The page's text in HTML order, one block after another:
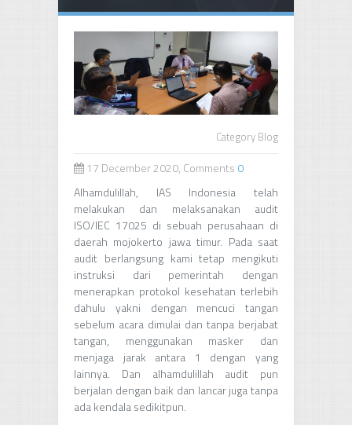
Category Blog
17 December 2020, Comments 0
Alhamdulillah, IAS Indonesia telah
melakukan dan melaksanakan audit
ISO/IEC 17025 di sebuah perusahaan di
daerah mojokerto jawa timur. Pada saat
audit berlangsung kami tetap mengikuti
instruksi dari pemerintah dengan
menerapkan protokol kesehatan terlebih
dahulu yakni dengan mencuci tangan
sebelum acara dimulai dan tanpa berjabat
tangan, menggunakan masker dan
menjaga jarak antara 1 dengan yang
lainnya. Dan alhamdulillah audit pun
berjalan dengan baik dan lancar juga tanpa
ada kendala sedikitpun.